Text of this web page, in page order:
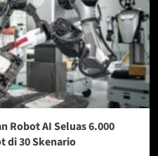
Robot AI Seluas 6.000
di 30 Skenario